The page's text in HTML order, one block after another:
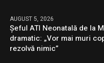
AUGUST 5, 2026
Șeful ATI Neonatală de la
dramatic: „Vor mai muri
rezolvă nimic”